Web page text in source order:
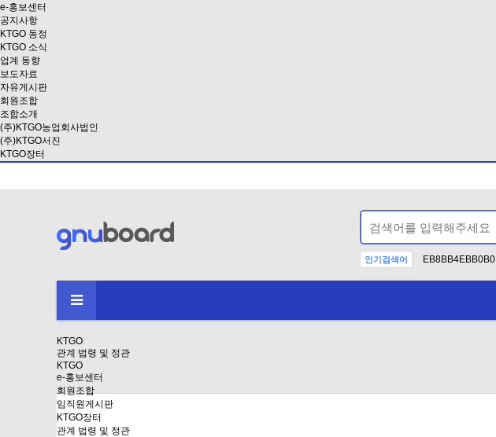
e-홍보센터
공지사항
KTGO 동정
KTGO 소식
업계 동향
보도자료
자유게시판
회원조합
조합소개
(주)KTGO농업회사법인
(주)KTGO서진
KTGO장터
인기검색어 EB8BB4EBB0B0
KTGO
관계 법령 및 정관
KTGO
e-홍보센터
회원조합
임직원게시판
KTGO장터
관계 법령 및 정관